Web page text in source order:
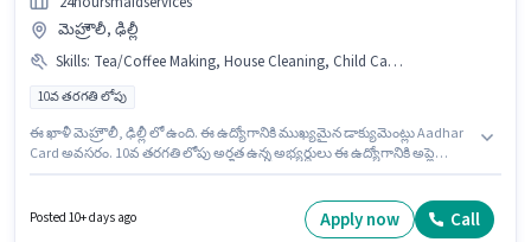
మెహ్రౌలీ, ఢిల్లీ
Skills: Tea/Coffee Making, House Cleaning, Child Care, Room/bed Making, Aadhar Card, Kitchen Cleaning, Cooking, Dusting/ Cleaning
10వ తరగతి లోపు
ఈ ఖాళీ మెహ్రౌలీ, ఢిల్లీ లో ఉంది. ఈ ఉద్యోగానికి ముఖ్యమైన డాక్యుమెంట్లు Aadhar
Card అవసరం. 10వ తరగతి లోపు అర్హత ఉన్న అభ్యర్థులు ఈ ఉద్యోగానికి అప్లై
Dusting/ Cleaning వంటి నైపుణ్యాలు ఉండాలి. ఈ ఉద్యోగం 0 - 6+ ఏళ్లు
సంవత్సరాల అనుభవం ఉన్న వారికి కోసం, నెల జీతం ₹35000 ఉంటుంది. ఈ
Posted 10+ days ago Apply now Call